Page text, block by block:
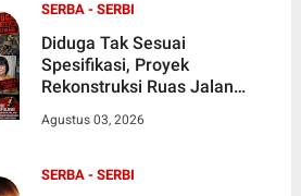
SERBA - SERBI
Diduga Tak Sesuai
Spesifikasi, Proyek
Rekonstruksi Ruas Jalan
Lama Senilai Rp3,98 Miliar
Audit dan Evaluasi
Agustus 03, 2026
SERBA - SERBI